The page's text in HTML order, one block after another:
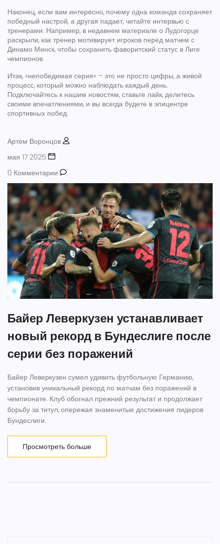
Наконец, если вам интересно, почему одна команда сохраняет
победный настрой, а другая падает, читайте интервью с
тренерами. Например, в недавнем материале о Лудогорце
раскрыли, как тренер мотивирует игроков перед матчем с
Динамо Минск, чтобы сохранить фаворитский статус в Лиге
чемпионов.
Итак, «непобедимая серия» – это не просто цифры, а живой
процесс, который можно наблюдать каждый день.
Подключайтесь к нашим новостям, ставьте лайк, делитесь
своими впечатлениями, и вы всегда будете в эпицентре
спортивных побед.
Артем Воронцов
мая 17 2025
0 Комментарии
Байер Леверкузен устанавливает
новый рекорд в Бундеслиге после
серии без поражений
Байер Леверкузен сумел удивить футбольную Германию,
установив уникальный рекорд по матчам без поражений в
чемпионате. Клуб обогнал прежний результат и продолжает
борьбу за титул, опережая знаменитые достижения лидеров
Бундеслиги.
Просмотреть больше